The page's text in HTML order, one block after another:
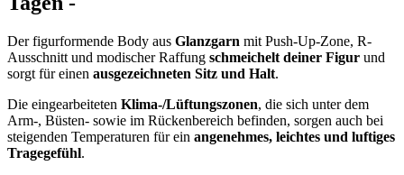
Der figurformende Body aus Glanzgarn mit Push-Up-Zone, R-
Ausschnitt und modischer Raffung schmeichelt deiner Figur und
sorgt für einen ausgezeichneten Sitz und Halt.
Die eingearbeiteten Klima-/Lüftungszonen, die sich unter dem
Arm-, Büsten- sowie im Rückenbereich befinden, sorgen auch bei
steigenden Temperaturen für ein angenehmes, leichtes und luftiges
Tragegefühl.